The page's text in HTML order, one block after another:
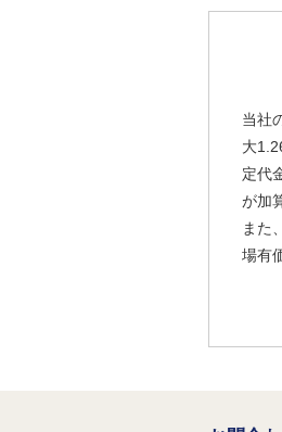
当社
大
定代
が加
また
場有